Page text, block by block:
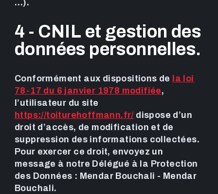
…).
4 - CNIL et gestion des
données personnelles.
Conformément aux dispositions de
la loi
78-17 du 6 janvier 1978 modifiée,
l’utilisateur du site
https://toiturehoffmann.fr/dispose d’un
droit d’accès, de modification et de
suppression des informations collectées.
Pour exercer ce droit, envoyez un
message à notre Délégué à la Protection
des Données : Mendar Bouchali - Mendar
Bouchali.